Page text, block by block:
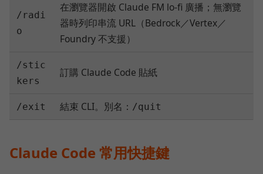
/radi
o
在瀏覽器開啟 Claude FM lo-fi 廣播；無瀏覽
器時列印串流 URL（Bedrock／Vertex／
Foundry 不支援）
/stic
kers
訂購 Claude Code 貼紙
/exit 結束 CLI。別名： /quit
Claude Code 常用快捷鍵